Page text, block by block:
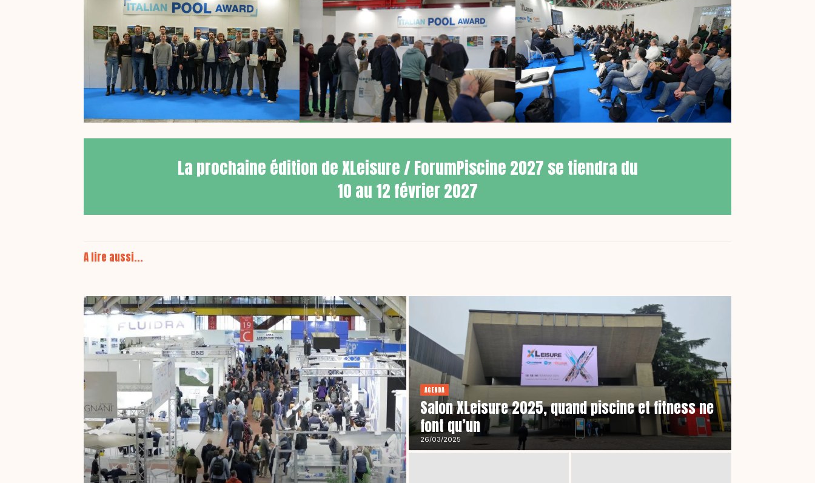
La prochaine édition de XLeisure / ForumPiscine 2027 se tiendra du
10 au 12 février 2027
A lire aussi...
AGENDA
Salon XLeisure 2025, quand piscine et fitness ne
font qu’un
26/03/2025